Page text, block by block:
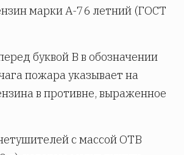
марки А-76 летний (ГОСТ
буквой В в обозначении
пожара указывает на
в противне, выраженное
с массой ОТВ